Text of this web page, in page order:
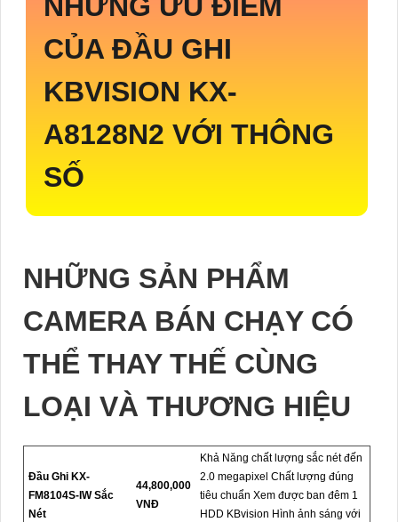
CỦA ĐẦU GHI
KBVISION KX-
A8128N2 VỚI THÔNG
SỐ
NHỮNG SẢN PHẨM
CAMERA BÁN CHẠY CÓ
THỂ THAY THẾ CÙNG
LOẠI VÀ THƯƠNG HIỆU
Đầu Ghi KX-
FM8104S-IW Sắc
Nét
44,800,000
VNĐ
Khả Năng chất lượng sắc nét đến
2.0 megapixel Chất lượng đúng
tiêu chuẩn Xem được ban đêm 1
HDD KBvision Hình ảnh sáng với